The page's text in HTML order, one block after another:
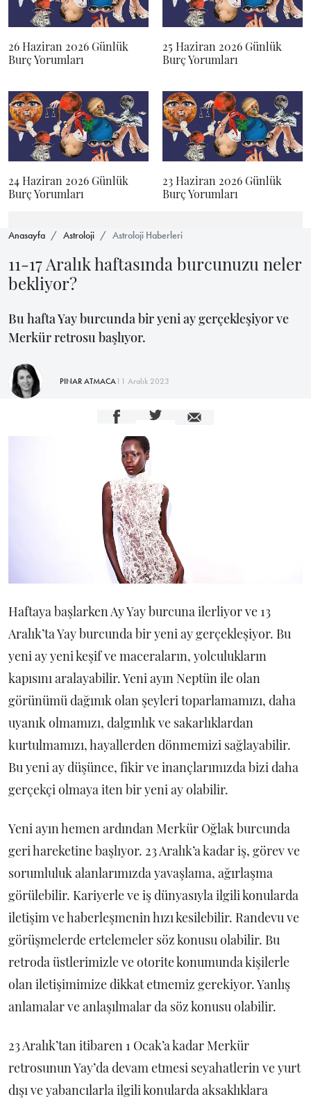
26 Haziran 2026 Günlük
Burç Yorumları
25 Haziran 2026 Günlük
Burç Yorumları
24 Haziran 2026 Günlük
Burç Yorumları
23 Haziran 2026 Günlük
Burç Yorumları
Anasayfa Astroloji Astroloji Haberleri
11-17 Aralık haftasında burcunuzu neler
bekliyor?
Bu hafta Yay burcunda bir yeni ay gerçekleşiyor ve
Merkür retrosu başlıyor.
PINAR ATMACA11 Aralık 2023
Haftaya başlarken Ay Yay burcuna ilerliyor ve 13
Aralık’ta Yay burcunda bir yeni ay gerçekleşiyor. Bu
yeni ay yeni keşif ve maceraların, yolculukların
kapısını aralayabilir. Yeni ayın Neptün ile olan
görünümü dağınık olan şeyleri toparlamamızı, daha
uyanık olmamızı, dalgınlık ve sakarlıklardan
kurtulmamızı, hayallerden dönmemizi sağlayabilir.
Bu yeni ay düşünce, fikir ve inançlarımızda bizi daha
gerçekçi olmaya iten bir yeni ay olabilir.
Yeni ayın hemen ardından Merkür Oğlak burcunda
geri hareketine başlıyor. 23 Aralık’a kadar iş, görev ve
sorumluluk alanlarımızda yavaşlama, ağırlaşma
görülebilir. Kariyerle ve iş dünyasıyla ilgili konularda
iletişim ve haberleşmenin hızı kesilebilir. Randevu ve
görüşmelerde ertelemeler söz konusu olabilir. Bu
retroda üstlerimizle ve otorite konumunda kişilerle
olan iletişimimize dikkat etmemiz gerekiyor. Yanlış
anlamalar ve anlaşılmalar da söz konusu olabilir.
23 Aralık’tan itibaren 1 Ocak’a kadar Merkür
retrosunun Yay’da devam etmesi seyahatlerin ve yurt
dışı ve yabancılarla ilgili konularda aksaklıklara